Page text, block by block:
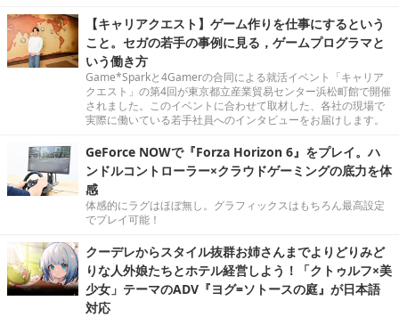
【キャリアクエスト】ゲーム作りを仕事にするという
こと。セガの若手の事例に見る，ゲームプログラマと
いう働き方
Game*Sparkと4Gamerの合同による就活イベント「キャリア
クエスト」の第4回が東京都立産業貿易センター浜松町館で開催
されました。このイベントに合わせて取材した、各社の現場で
実際に働いている若手社員へのインタビューをお届けします。
GeForce NOWで『Forza Horizon 6』をプレイ。ハ
ンドルコントローラー×クラウドゲーミングの底力を体
感
体感的にラグはほぼ無し。グラフィックスはもちろん最高設定
でプレイ可能！
クーデレからスタイル抜群お姉さんまでよりどりみど
りな人外娘たちとホテル経営しよう！「クトゥルフ×美
少女」テーマのADV『ヨグ=ソトースの庭』が日本語
対応